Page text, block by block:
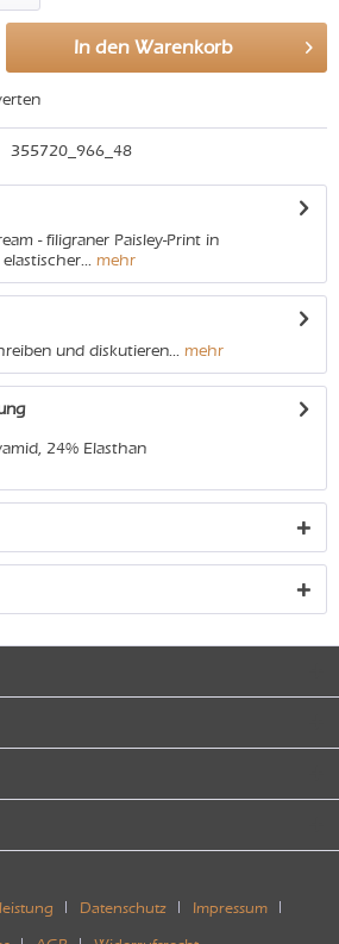
In den Warenkorb
355720_966_48
- filigraner Paisley-Print in
mehr
und diskutieren... mehr
24% Elasthan
Datenschutz Impressum